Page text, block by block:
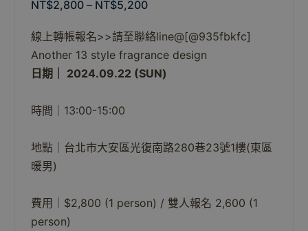
NT$2,800 – NT$5,200
線上轉帳報名>>請至聯絡line@[@935fbkfc]
Another 13 style fragrance design
日期｜ 2024.09.22 (SUN)
時間｜13:00-15:00
地點｜台北市大安區光復南路280巷23號1樓(東區
暖男)
費用｜$2,800 (1 person) / 雙人報名 2,600 (1
person)